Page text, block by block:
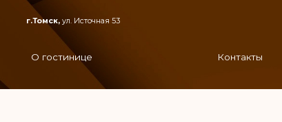
г.Томск,ул. Источная 53
О гостинице Контакты